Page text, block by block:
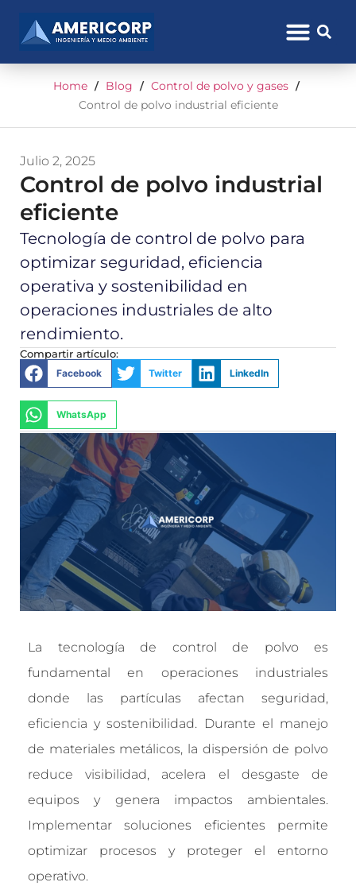
Home / Blog / Control de polvo y gases /
Control de polvo industrial eficiente
Julio 2, 2025
Control de polvo industrial
eficiente
Tecnología de control de polvo para
optimizar seguridad, eficiencia
operativa y sostenibilidad en
operaciones industriales de alto
rendimiento.
Compartir artículo:
Facebook
Twitter LinkedIn
WhatsApp
La tecnología de control de polvo es
fundamental en operaciones industriales
donde las partículas afectan seguridad,
eficiencia y sostenibilidad. Durante el manejo
de materiales metálicos, la dispersión de polvo
reduce visibilidad, acelera el desgaste de
equipos y genera impactos ambientales.
Implementar soluciones eficientes permite
optimizar procesos y proteger el entorno
operativo.